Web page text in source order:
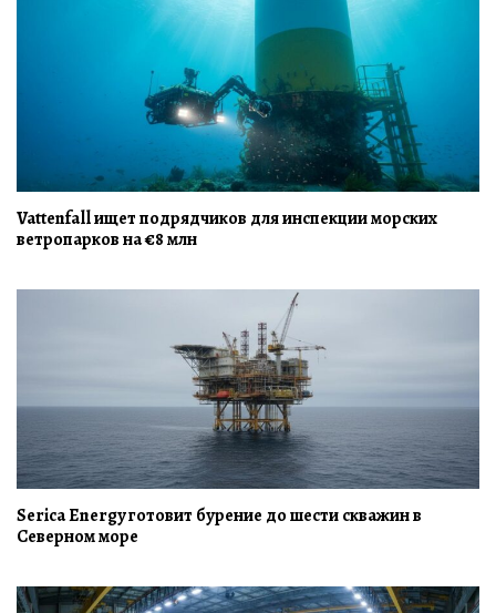
Vattenfall ищет подрядчиков для инспекции морских
ветропарков на €8 млн
Serica Energy готовит бурение до шести скважин в
Северном море